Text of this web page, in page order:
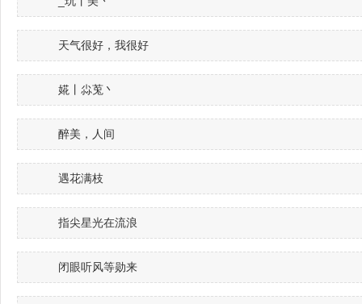
天气很好，我很好
婲丨尛莵丶
醉美，人间
遇花满枝
指尖星光在流浪
闭眼听风等勋来